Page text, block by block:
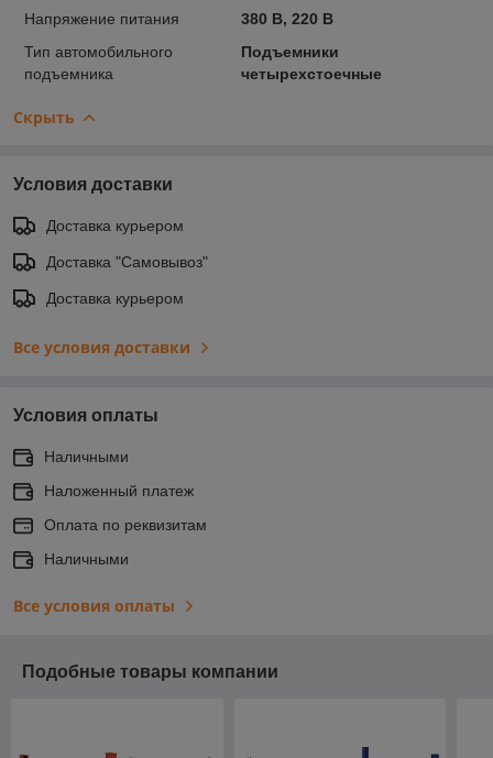
Напряжение питания
380 В, 220 В
Тип автомобильного
подъемника
Подъемники
четырехстоечные
Скрыть
Условия доставки
Доставка курьером
Доставка "Самовывоз"
Доставка курьером
Все условия доставки
Условия оплаты
Наличными
Наложенный платеж
Оплата по реквизитам
Наличными
Все условия оплаты
Подобные товары компании